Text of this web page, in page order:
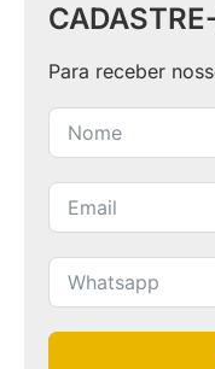
Para receber